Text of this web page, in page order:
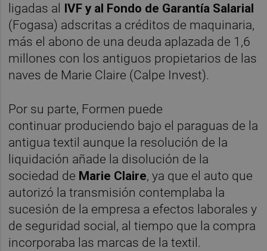
ligadas al IVF y al Fondo de Garantía Salarial
(Fogasa) adscritas a créditos de maquinaria,
más el abono de una deuda aplazada de 1,6
millones con los antiguos propietarios de las
naves de Marie Claire (Calpe Invest).
Por su parte, Formen puede
continuar produciendo bajo el paraguas de la
antigua textil aunque la resolución de la
liquidación añade la disolución de la
sociedad de Marie Claire, ya que el auto que
autorizó la transmisión contemplaba la
sucesión de la empresa a efectos laborales y
de seguridad social, al tiempo que la compra
incorporaba las marcas de la textil.